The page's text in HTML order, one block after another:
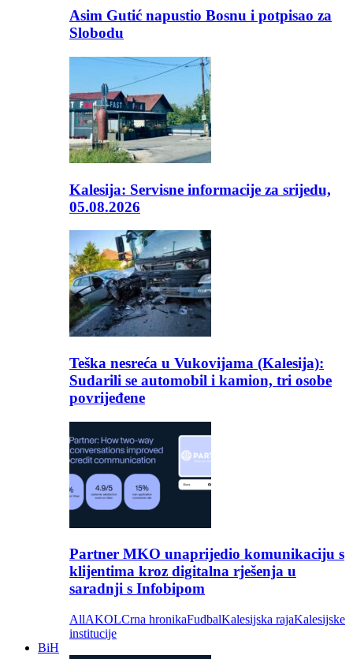
Asim Gutić napustio Bosnu i potpisao za
Slobodu
Kalesija: Servisne informacije za srijedu,
05.08.2026
Teška nesreća u Vukovijama (Kalesija):
Sudarili se automobil i kamion, tri osobe
povrijeđene
Partner MKO unaprijedio komunikaciju s
klijentima kroz digitalna rješenja u
saradnji s Infobipom
AllAKOLCrna hronikaFudbalKalesijska rajaKalesijske
institucije
BiH